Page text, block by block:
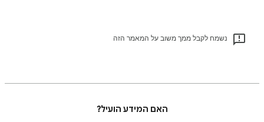
נשמח לקבל ממך משוב על המאמר הזה
האם המידע הועיל?